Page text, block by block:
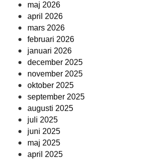
maj 2026
april 2026
mars 2026
februari 2026
januari 2026
december 2025
november 2025
oktober 2025
september 2025
augusti 2025
juli 2025
juni 2025
maj 2025
april 2025